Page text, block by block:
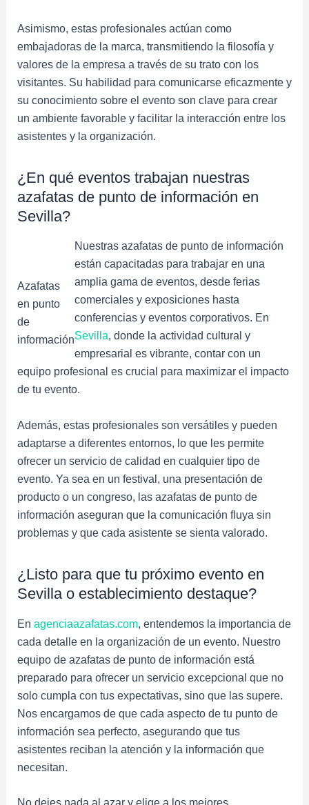
Asimismo, estas profesionales actúan como
embajadoras de la marca, transmitiendo la filosofía y
valores de la empresa a través de su trato con los
visitantes. Su habilidad para comunicarse eficazmente y
su conocimiento sobre el evento son clave para crear
un ambiente favorable y facilitar la interacción entre los
asistentes y la organización.
¿En qué eventos trabajan nuestras
azafatas de punto de información en
Sevilla?
Azafatas
en punto
de
información
Nuestras azafatas de punto de información
están capacitadas para trabajar en una
amplia gama de eventos, desde ferias
comerciales y exposiciones hasta
conferencias y eventos corporativos. En
Sevilla, donde la actividad cultural y
empresarial es vibrante, contar con un
equipo profesional es crucial para maximizar el impacto
de tu evento.
Además, estas profesionales son versátiles y pueden
adaptarse a diferentes entornos, lo que les permite
ofrecer un servicio de calidad en cualquier tipo de
evento. Ya sea en un festival, una presentación de
producto o un congreso, las azafatas de punto de
información aseguran que la comunicación fluya sin
problemas y que cada asistente se sienta valorado.
¿Listo para que tu próximo evento en
Sevilla o establecimiento destaque?
En agenciaazafatas.com, entendemos la importancia de
cada detalle en la organización de un evento. Nuestro
equipo de azafatas de punto de información está
preparado para ofrecer un servicio excepcional que no
solo cumpla con tus expectativas, sino que las supere.
Nos encargamos de que cada aspecto de tu punto de
información sea perfecto, asegurando que tus
asistentes reciban la atención y la información que
necesitan.